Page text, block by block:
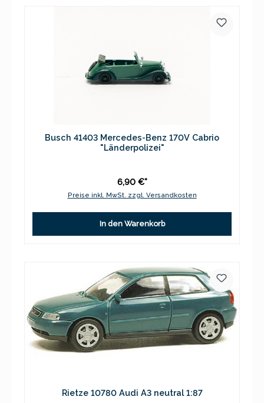
Busch 41403 Mercedes-Benz 170V Cabrio
"Länderpolizei"
6,90 €*
Preise inkl. MwSt. zzgl. Versandkosten
In den Warenkorb
Rietze 10780 Audi A3 neutral 1:87